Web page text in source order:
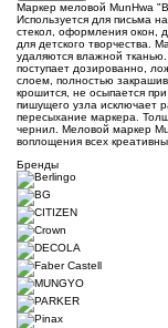
Маркер меловой MunHwa
Используется для письма
стекол, оформления окон,
для детского творчества.
удаляются влажной
поступает дозированно,
слоем, полностью
крошится, не осыпается
пишущего узла исключает
пересыхание маркера.
чернил. Меловой маркер
воплощения всех
Бренды